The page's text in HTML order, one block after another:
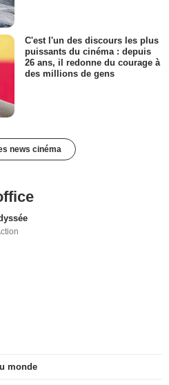
C'est l'un des discours les plus
puissants du cinéma : depuis
26 ans, il redonne du courage à
des millions de gens
news cinéma
monde